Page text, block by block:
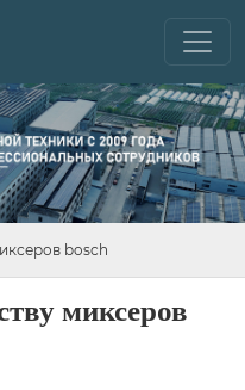
bosch
миксеров